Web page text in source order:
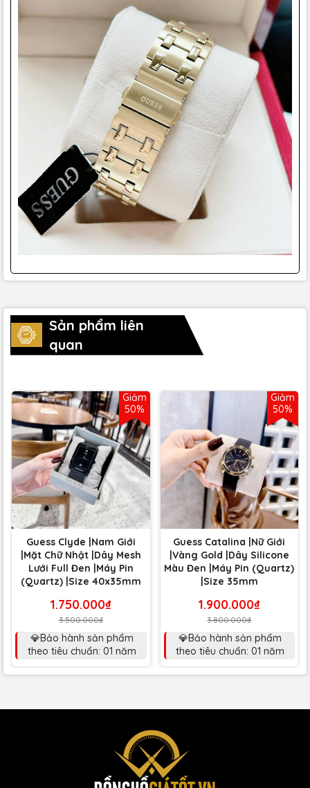
Sản phẩm liên
quan
Giảm
50%
Guess Clyde |Nam Giới
|Mặt Chữ Nhật |Dây Mesh
Lưới Full Đen |Máy Pin
(Quartz) |Size 40x35mm
1.750.000₫
3.500.000₫
💎Bảo hành sản phẩm
theo tiêu chuẩn: 01 năm
Giảm
50%
Guess Catalina |Nữ Giới
|Vàng Gold |Dây Silicone
Màu Đen |Máy Pin (Quartz)
|Size 35mm
1.900.000₫
3.800.000₫
💎Bảo hành sản phẩm
theo tiêu chuẩn: 01 năm